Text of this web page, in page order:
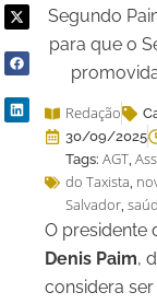
Segundo
para que o
Redação
30/09/2025
Tags:AGT,
do Taxista,
Salvador,
O presidente
Denis Paim,
considera